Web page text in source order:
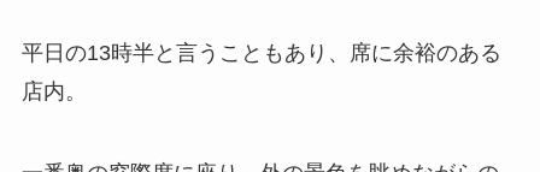
平日の13時半と言うこともあり、席に余裕のある
店内。